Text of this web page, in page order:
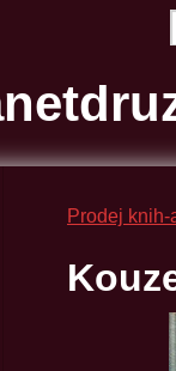
Prodej knih-